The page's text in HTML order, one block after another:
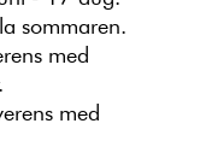
sommaren.
med
med